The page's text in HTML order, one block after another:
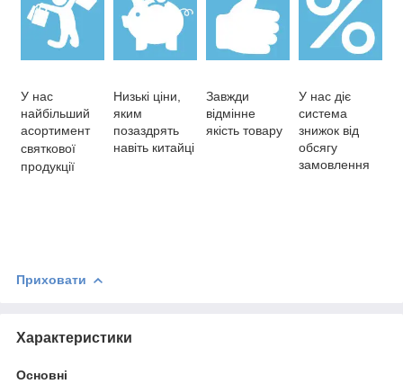
У нас
найбільший
асортимент
святкової
продукції
Низькі ціни,
яким
позаздрять
навіть китайці
Завжди
відмінне
якість товару
У нас діє
система
знижок від
обсягу
замовлення
Приховати
Характеристики
Основні